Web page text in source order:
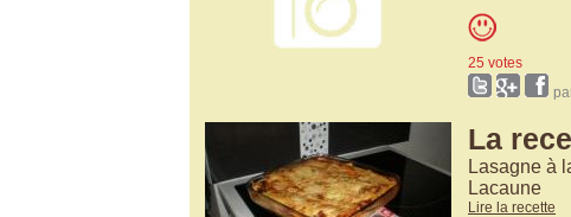
25 votes
La
Lasagne à
Lacaune
Lire la recette